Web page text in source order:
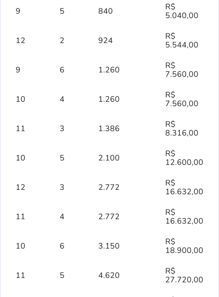
9 5 840
R$
5.040,00
12 2 924
R$
5.544,00
9 6 1.260
R$
7.560,00
10 4 1.260
R$
7.560,00
11 3 1.386
R$
8.316,00
10 5 2.100
R$
12.600,00
12 3 2.772
R$
16.632,00
11 4 2.772
R$
16.632,00
10 6 3.150
R$
18.900,00
11 5 4.620
R$
27.720,00